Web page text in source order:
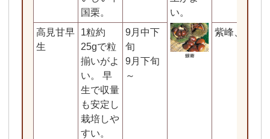
国栗。
い。
高見甘早
生
1粒約
25gで粒
揃いがよ
い。 早
生で収量
も安定し
栽培しや
すい。
9月中下
旬
9月下旬
～
紫峰、銀寄